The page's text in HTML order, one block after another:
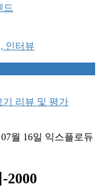
드
인터뷰
리뷰 및 평가
월 16일 익스플로듀
2000